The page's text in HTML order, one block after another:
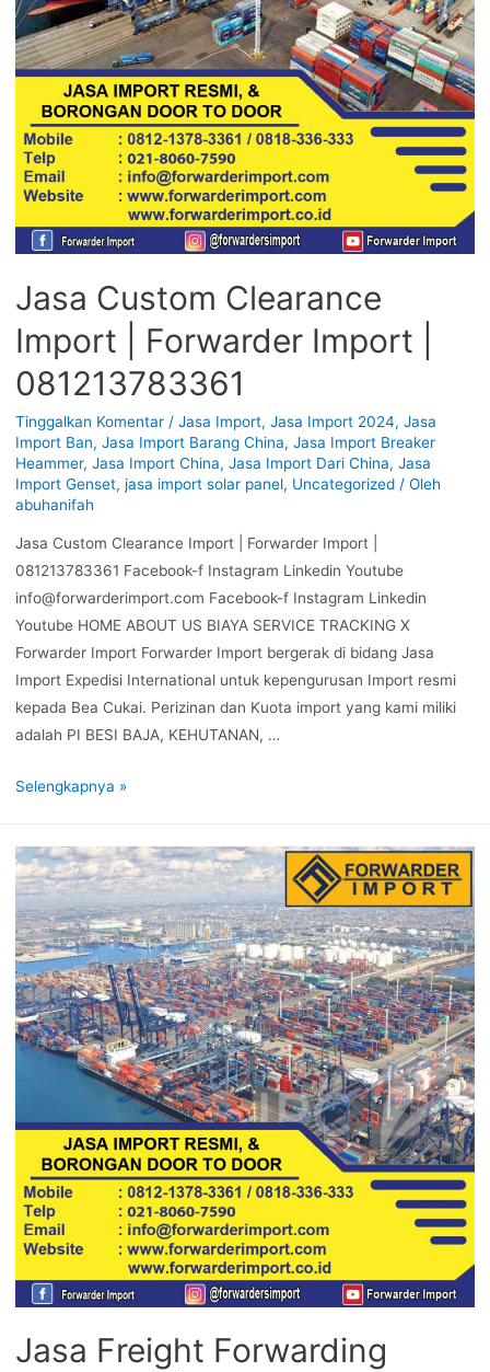
Jasa Custom Clearance
Import | Forwarder Import |
081213783361
Tinggalkan Komentar / Jasa Import, Jasa Import 2024, Jasa
Import Ban, Jasa Import Barang China, Jasa Import Breaker
Heammer, Jasa Import China, Jasa Import Dari China, Jasa
Import Genset, jasa import solar panel, Uncategorized/ Oleh
abuhanifah
Jasa Custom Clearance Import | Forwarder Import |
081213783361 Facebook-f Instagram Linkedin Youtube
info@forwarderimport.com Facebook-f Instagram Linkedin
Youtube HOME ABOUT US BIAYA SERVICE TRACKING X
Forwarder Import Forwarder Import bergerak di bidang Jasa
Import Expedisi International untuk kepengurusan Import resmi
kepada Bea Cukai. Perizinan dan Kuota import yang kami miliki
adalah PI BESI BAJA, KEHUTANAN, …
Selengkapnya »
Jasa Freight Forwarding